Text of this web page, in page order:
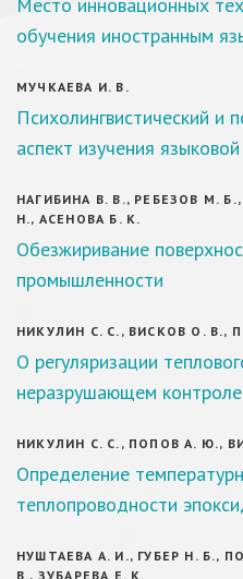
обучения иностранным
МУЧКАЕВА И. В.
Психолингвистический и
аспект изучения
НАГИБИНА В. В., РЕБЕЗОВ М.
Н., АСЕНОВА Б. К.
Обезжиривание
промышленности
НИКУЛИН С. С., ВИСКОВ О. В.,
О регуляризации
неразрушающем
НИКУЛИН С. С., ПОПОВ А. Ю.,
Определение
теплопроводности
НУШТАЕВА А. И., ГУБЕР Н. Б.,
В., ЗУБАРЕВА Е. К.